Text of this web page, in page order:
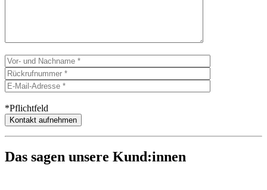
*Pflichtfeld
Das sagen unsere Kund:innen